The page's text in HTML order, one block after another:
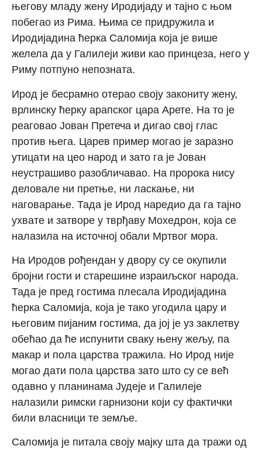
његову младу жену Иродијаду и тајно с њом
побегао из Рима. Њима се придружила и
Иродијадина ћерка Саломија која је више
желела да у Галилеји живи као принцеза, него у
Риму потпуно непозната.
Ирод је бесрамно отерао своју закониту жену,
врлинску ћерку арапског цара Арете. На то је
реаговао Јован Претеча и дигао свој глас
против њега. Царев пример могао је заразно
утицати на цео народ и зато га је Јован
неустрашиво разобличавао. На пророка нису
деловалe ни претње, ни ласкање, ни
наговарање. Тада је Ирод наредио да га тајно
ухвате и затворе у тврђаву Мохедрон, која се
налазила на источној обали Мртвог мора.
На Иродов рођендан у двору су се окупили
бројни гости и старешине израиљског народа.
Тада је пред гостима плесала Иродијадина
ћерка Саломија, која је тако угодила цару и
његовим пијаним гостима, да јој је уз заклетву
обећао да ће испунити сваку њену жељу, па
макар и пола царства тражила. Но Ирод није
могао дати пола царства зато што су се већ
одавно у планинама Јудеје и Галилеје
налазили римски гарнизони који су фактички
били власници те земље.
Саломија је питала своју мајку шта да тражи од